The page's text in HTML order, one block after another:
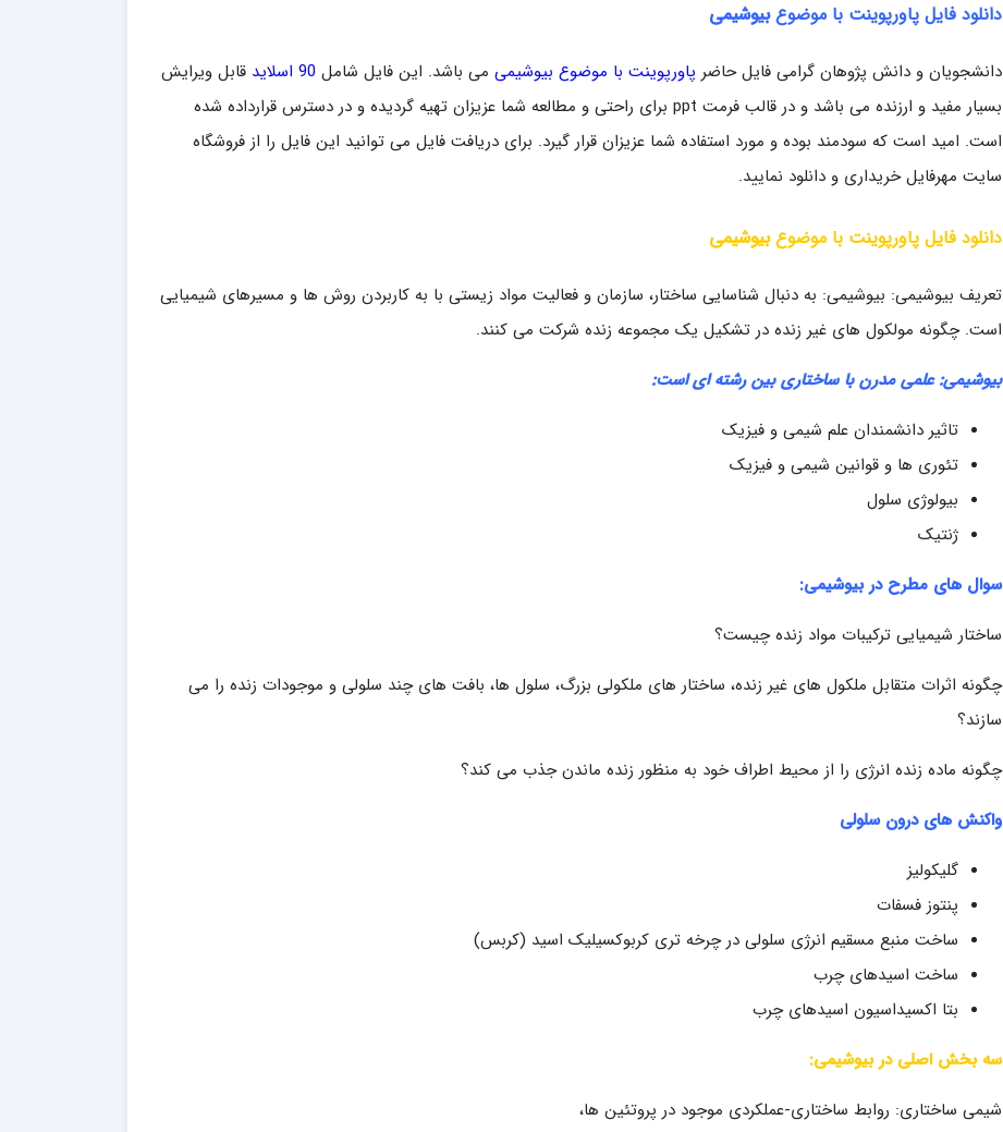
دانلود فایل پاورپوینت با موضوعبیوشیمی
دانشجویان و دانش پژوهان گرامی فایل حاضر پاورپوینت با موضوع بیوشیمی می باشد. این فایل شامل 90 اسلاید
قابل ویرایش
بسیار مفید و ارزنده می باشد و در قالب فرمت ppt برای راحتی و مطالعه شما عزیزان تهیه گردیده و در دسترس قرارداده شده
است. امید است که سودمند بوده و مورد استفاده شما عزیزان قرار گیرد. برای دریافت فایل می توانید این فایل را از فروشگاه
سایت مهرفایل خریداری و دانلود نمایید.
دانلود فایل پاورپوینت با موضوعبیوشیمی
تعریف بیوشیمی: بیوشیمی: به دنبال شناسایی ساختار، سازمان و فعالیت مواد زیستی با به کاربردن روش ها و مسیرهای شیمیایی
است. چگونه مولکول های غیر زنده در تشکیل یک مجموعه زنده شرکت می کنند.
بیوشیمی: علمی مدرن با ساختاری بین رشته ای است:
تاثیر دانشمندان علم شیمی و فیزیک
تئوری ها و قوانین شیمی و فیزیک
بیولوژی سلول
ژنتیک
سوال های مطرح در بیوشیمی:
ساختار شیمیایی ترکیبات مواد زنده چیست؟
چگونه اثرات متقابل ملکول های غیر زنده، ساختار های ملکولی بزرگ، سلول ها، بافت های چند سلولی و موجودات زنده را می
سازند؟
چگونه ماده زنده انرژی را از محیط اطراف خود به منظور زنده ماندن جذب می کند؟
واکنش های درون سلولی
گلیکولیز
پنتوز فسفات
ساخت منبع مسقیم انرژی سلولی در چرخه تری کربوکسیلیک اسید (کربس)
ساخت اسیدهای چرب
بتا اکسیداسیون اسیدهای چرب
سه بخش اصلی در بیوشیمی:
شیمی ساختاری: روابط ساختاری-عملکردی موجود در پروتئین ها،